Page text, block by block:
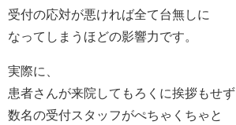
受付の応対が悪ければ全て台無しに
なってしまうほどの影響力です。
実際に、
患者さんが来院してもろくに挨拶もせず
数名の受付スタッフがぺちゃくちゃと